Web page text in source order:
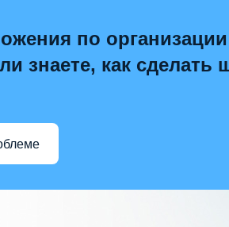
по
знаете, как сделать